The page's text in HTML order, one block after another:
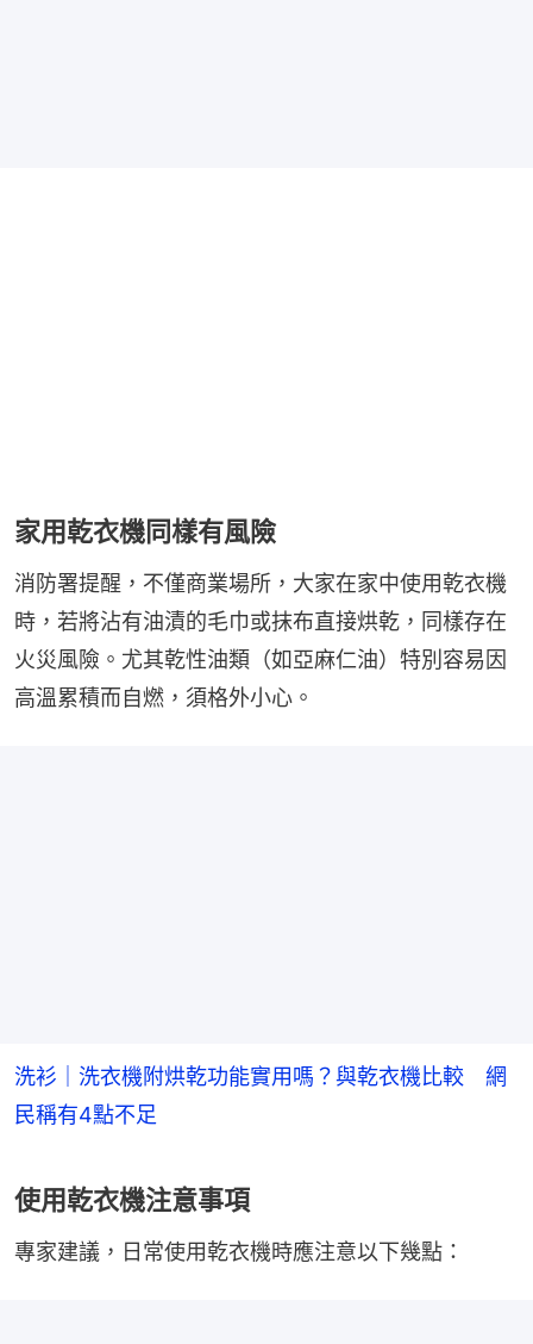
家用乾衣機同樣有風險
消防署提醒，不僅商業場所，大家在家中使用乾衣機
時，若將沾有油漬的毛巾或抹布直接烘乾，同樣存在
火災風險。尤其乾性油類（如亞麻仁油）特別容易因
高溫累積而自燃，須格外小心。
洗衫｜洗衣機附烘乾功能實用嗎？與乾衣機比較 網
民稱有4點不足
使用乾衣機注意事項
專家建議，日常使用乾衣機時應注意以下幾點：